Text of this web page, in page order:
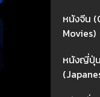
หนังจีน
Movies)
หนังญี่ปุ่น